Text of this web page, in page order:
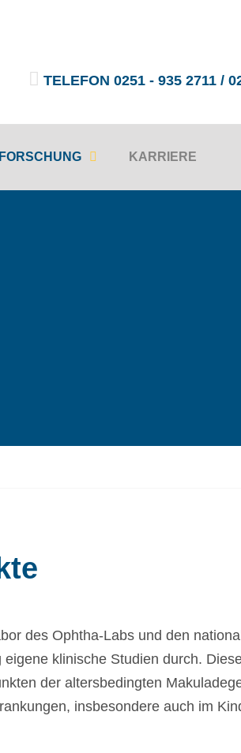
TELEFON 0251 - 935 2711 /
FORSCHUNG KARRIERE
des Ophtha-Labs und den
klinische Studien durch.
der altersbedingten
insbesondere auch im